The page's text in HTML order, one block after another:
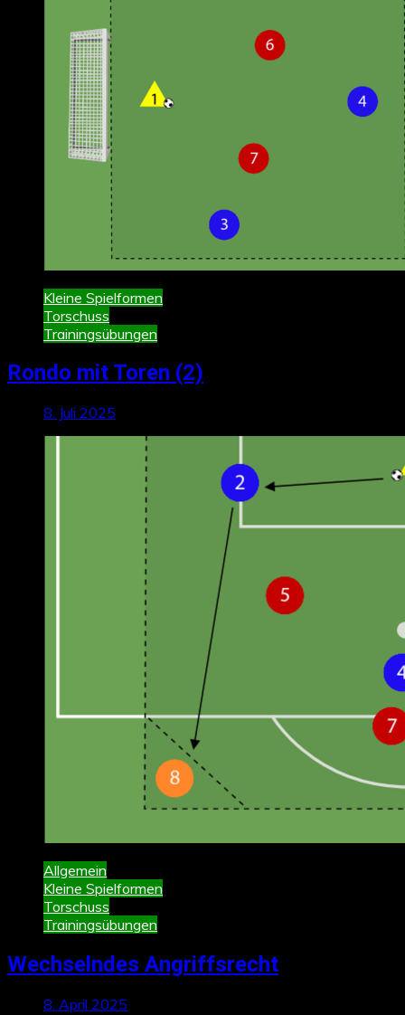
Kleine Spielformen
Torschuss
Trainingsübungen
Rondo mit Toren (2)
8. Juli 2025
Allgemein
Kleine Spielformen
Torschuss
Trainingsübungen
Wechselndes Angriffsrecht
8. April 2025